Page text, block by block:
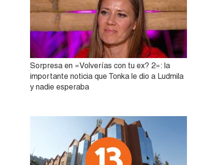
Sorpresa en «Volverías con tu ex? 2»: la
importante noticia que Tonka le dio a Ludmila
y nadie esperaba